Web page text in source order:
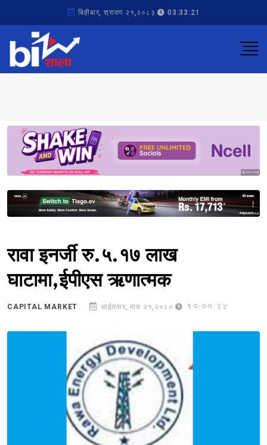
बिहीबार, श्रावण २१,२०८३ 03:33:21
Sponsored
Sponsored
रावा इनर्जी रु.५.१७ लाख
घाटामा,ईपीएस ऋणात्मक
CAPITAL MARKET आईतवार, माघ २१,२०८० 10:00:34